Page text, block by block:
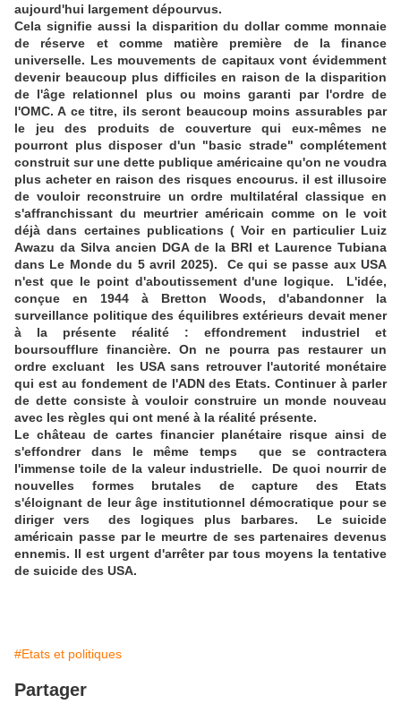
aujourd'hui largement dépourvus.
Cela signifie aussi la disparition du dollar comme monnaie
de réserve et comme matière première de la finance
universelle. Les mouvements de capitaux vont évidemment
devenir beaucoup plus difficiles en raison de la disparition
de l'âge relationnel plus ou moins garanti par l'ordre de
l'OMC. A ce titre, ils seront beaucoup moins assurables par
le jeu des produits de couverture qui eux-mêmes ne
pourront plus disposer d'un "basic strade" complétement
construit sur une dette publique américaine qu'on ne voudra
plus acheter en raison des risques encourus. il est illusoire
de vouloir reconstruire un ordre multilatéral classique en
s'affranchissant du meurtrier américain comme on le voit
déjà dans certaines publications ( Voir en particulier Luiz
Awazu da Silva ancien DGA de la BRI et Laurence Tubiana
dans Le Monde du 5 avril 2025). Ce qui se passe aux USA
n'est que le point d'aboutissement d'une logique. L'idée,
conçue en 1944 à Bretton Woods, d'abandonner la
surveillance politique des équilibres extérieurs devait mener
à la présente réalité : effondrement industriel et
boursoufflure financière. On ne pourra pas restaurer un
ordre excluant les USA sans retrouver l'autorité monétaire
qui est au fondement de l'ADN des Etats. Continuer à parler
de dette consiste à vouloir construire un monde nouveau
avec les règles qui ont mené à la réalité présente.
Le château de cartes financier planétaire risque ainsi de
s'effondrer dans le même temps que se contractera
l'immense toile de la valeur industrielle. De quoi nourrir de
nouvelles formes brutales de capture des Etats
s'éloignant de leur âge institutionnel démocratique pour se
diriger vers des logiques plus barbares. Le suicide
américain passe par le meurtre de ses partenaires devenus
ennemis. Il est urgent d'arrêter par tous moyens la tentative
de suicide des USA.
#Etats et politiques
Partager